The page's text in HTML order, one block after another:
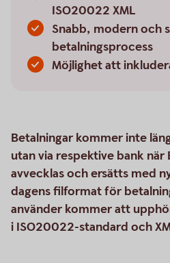
ISO20022 XML
Snabb, modern och
betalningsprocess
Möjlighet att
Betalningar kommer inte
utan via respektive bank
avvecklas och ersätts med
dagens filformat för
använder kommer att
i ISO20022-standard och